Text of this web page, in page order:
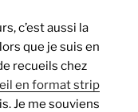
c’est aussi la
que je suis en
recueils chez
en format strip
Je me souviens